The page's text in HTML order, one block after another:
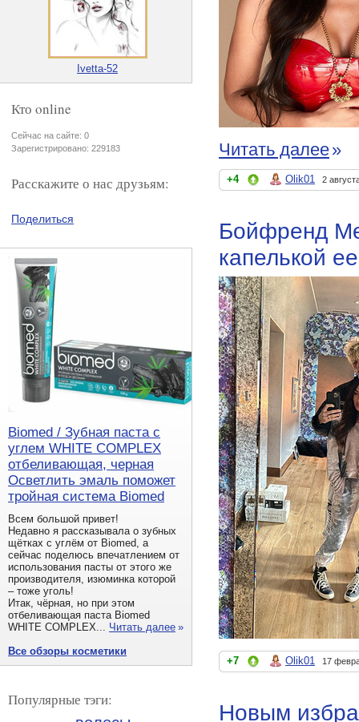
Читать далее»
+4 Olik01 2
Бойфренд
капелькой
+7 Olik01 17
Новым
Ivetta-52
Кто online
Сейчас на сайте: 0
Зарегистрировано: 229183
Расскажите о нас друзьям:
Поделиться
Biomed / Зубная паста с
углем WHITE COMPLEX
отбеливающая, черная
Осветлить эмаль поможет
тройная система Biomed
Всем большой привет!
Недавно я рассказывала о зубных
щётках с углём от Biomed, а
сейчас поделюсь впечатлением от
использования пасты от этого же
производителя, изюминка которой
– тоже уголь!
Итак, чёрная, но при этом
отбеливающая паста Biomed
WHITE COMPLEX... Читать далее »
Все обзоры косметики
Популярные тэги: